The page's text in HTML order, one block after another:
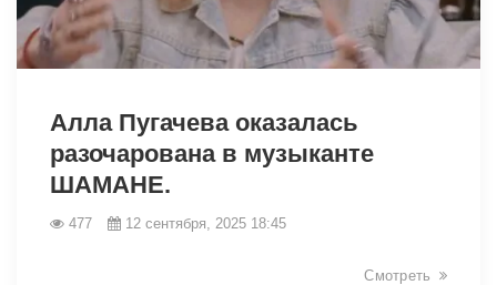
Алла Пугачева оказалась
разочарована в музыканте
ШАМАНЕ.
477 12 сентября, 2025 18:45
Смотреть